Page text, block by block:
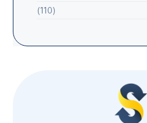
(110)